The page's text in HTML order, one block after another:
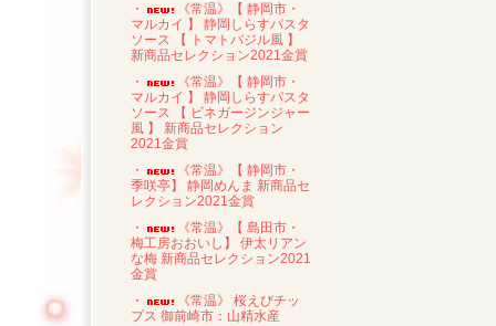
・
《常温》【 静岡市・
マルカイ 】 静岡しらすパスタ
ソース 【 トマトバジル風 】
新商品セレクション2021金賞
・
《常温》【 静岡市・
マルカイ 】 静岡しらすパスタ
ソース 【 ビネガージンジャー
風 】 新商品セレクション
2021金賞
・
《常温》【 静岡市・
季咲亭】 静岡めんま 新商品セ
レクション2021金賞
・
《常温》【 島田市・
梅工房おおいし】 伊太リアン
な梅 新商品セレクション2021
金賞
・
《常温》 桜えびチッ
プス 御前崎市：山精水産